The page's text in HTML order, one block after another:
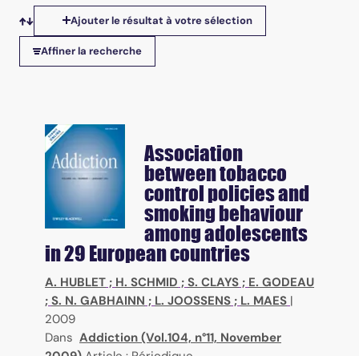
Tris disponibles
Ajouter le résultat à votre sélection
Affiner la recherche
Association
between tobacco
control policies and
smoking behaviour
among adolescents
in 29 European countries
A. HUBLET ; H. SCHMID ; S. CLAYS ; E. GODEAU
; S. N. GABHAINN ; L. JOOSSENS ; L. MAES |
2009
Dans Addiction (Vol.104, n°11, November